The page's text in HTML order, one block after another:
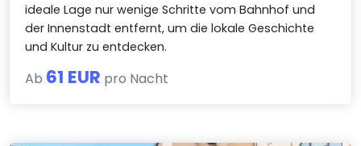
ideale Lage nur wenige Schritte vom Bahnhof und
der Innenstadt entfernt, um die lokale Geschichte
und Kultur zu entdecken.
Ab 61 EUR pro Nacht